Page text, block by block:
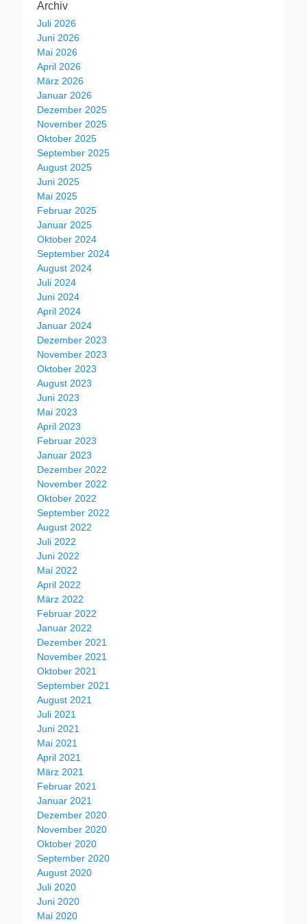
Archiv
Juli 2026
Juni 2026
Mai 2026
April 2026
März 2026
Januar 2026
Dezember 2025
November 2025
Oktober 2025
September 2025
August 2025
Juni 2025
Mai 2025
Februar 2025
Januar 2025
Oktober 2024
September 2024
August 2024
Juli 2024
Juni 2024
April 2024
Januar 2024
Dezember 2023
November 2023
Oktober 2023
August 2023
Juni 2023
Mai 2023
April 2023
Februar 2023
Januar 2023
Dezember 2022
November 2022
Oktober 2022
September 2022
August 2022
Juli 2022
Juni 2022
Mai 2022
April 2022
März 2022
Februar 2022
Januar 2022
Dezember 2021
November 2021
Oktober 2021
September 2021
August 2021
Juli 2021
Juni 2021
Mai 2021
April 2021
März 2021
Februar 2021
Januar 2021
Dezember 2020
November 2020
Oktober 2020
September 2020
August 2020
Juli 2020
Juni 2020
Mai 2020